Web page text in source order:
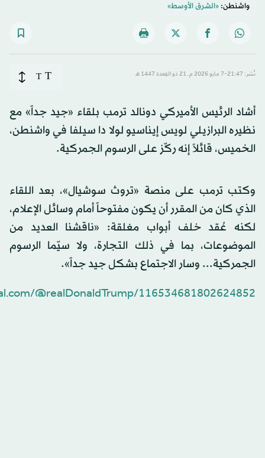
واشنطن:«الشرق الأوسط»
نُشر: 21:47-7 مايو 2026 م ـ 21 ذو القِعدة 1447 هـ T
T
أشاد الرئيس الأميركي دونالد ترمب بلقاء «جيد جداً» مع
نظيره البرازيلي لويس إيناسيو لولا دا سيلفا في واشنطن،
الخميس، قائلاً إنه ركّز على الرسوم الجمركية.
وكتب ترمب على منصة «تروث سوشيال»، بعد اللقاء
الذي كان من المقرر أن يكون مفتوحاً أمام وسائل الإعلام،
لكنه عُقد خلف أبواب مغلقة: «ناقشنا العديد من
الموضوعات، بما في ذلك التجارة، ولا سيّما الرسوم
الجمركية... وسار الاجتماع بشكل جيد جداً».
@realDonaldTrump/116534681802624852